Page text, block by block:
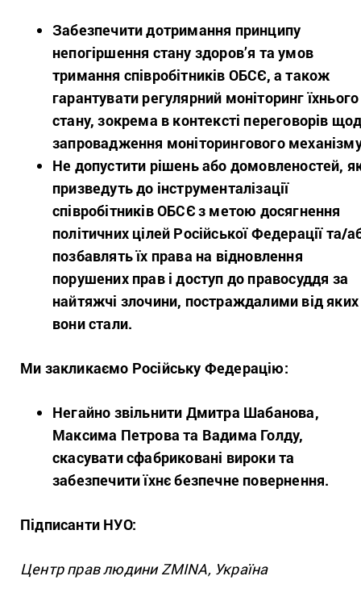
Забезпечити дотримання принципу
непогіршення стану здоров’я та умов
тримання співробітників ОБСЄ, а також
гарантувати регулярний моніторинг їхнього
стану, зокрема в контексті переговорів
запровадження моніторингового
Не допустити рішень або домовленостей,
призведуть до інструменталізації
співробітників ОБСЄ з метою досягнення
політичних цілей Російської Федерації та/
позбавлять їх права на відновлення
порушених прав і доступ до правосуддя за
найтяжчі злочини, постраждалими від яких
вони стали.
Ми закликаємо Російську Федерацію:
Негайно звільнити Дмитра Шабанова,
Максима Петрова та Вадима Голду,
скасувати сфабриковані вироки та
забезпечити їхнє безпечне повернення.
Підписанти НУО:
Центр прав людини ZMINA, Україна